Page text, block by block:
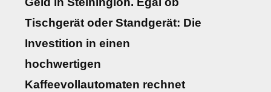
Tischgerät oder Standgerät: Die
Investition in einen
hochwertigen
Kaffeevollautomaten rechnet